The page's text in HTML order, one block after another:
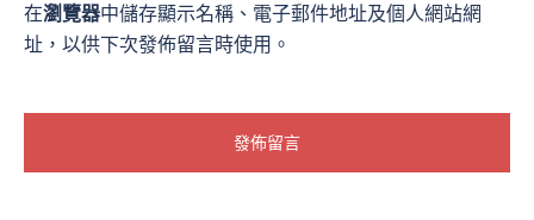
在瀏覽器中儲存顯示名稱、電子郵件地址及個人網站網
址，以供下次發佈留言時使用。